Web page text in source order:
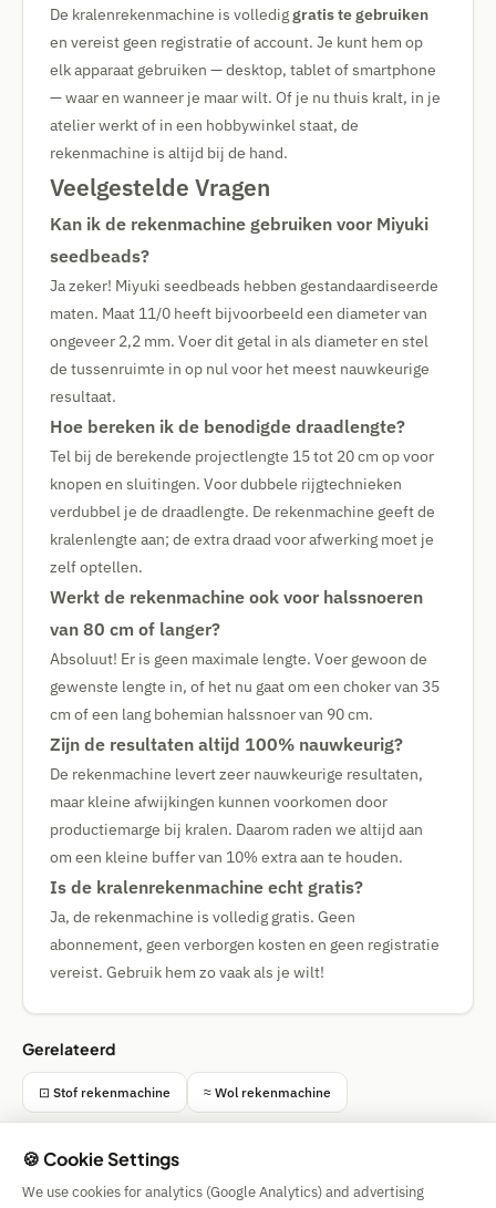
De kralenrekenmachine is vollediggratis te gebruiken
en vereist geen registratie of account. Je kunt hem op
elk apparaat gebruiken — desktop, tablet of smartphone
— waar en wanneer je maar wilt. Of je nu thuis kralt, in je
atelier werkt of in een hobbywinkel staat, de
rekenmachine is altijd bij de hand.
Veelgestelde Vragen
Kan ik de rekenmachine gebruiken voor Miyuki
seedbeads?
Ja zeker! Miyuki seedbeads hebben gestandaardiseerde
maten. Maat 11/0 heeft bijvoorbeeld een diameter van
ongeveer 2,2 mm. Voer dit getal in als diameter en stel
de tussenruimte in op nul voor het meest nauwkeurige
resultaat.
Hoe bereken ik de benodigde draadlengte?
Tel bij de berekende projectlengte 15 tot 20 cm op voor
knopen en sluitingen. Voor dubbele rijgtechnieken
verdubbel je de draadlengte. De rekenmachine geeft de
kralenlengte aan; de extra draad voor afwerking moet je
zelf optellen.
Werkt de rekenmachine ook voor halssnoeren
van 80 cm of langer?
Absoluut! Er is geen maximale lengte. Voer gewoon de
gewenste lengte in, of het nu gaat om een choker van 35
cm of een lang bohemian halssnoer van 90 cm.
Zijn de resultaten altijd 100% nauwkeurig?
De rekenmachine levert zeer nauwkeurige resultaten,
maar kleine afwijkingen kunnen voorkomen door
productiemarge bij kralen. Daarom raden we altijd aan
om een kleine buffer van 10% extra aan te houden.
Is de kralenrekenmachine echt gratis?
Ja, de rekenmachine is volledig gratis. Geen
abonnement, geen verborgen kosten en geen registratie
vereist. Gebruik hem zo vaak als je wilt!
Gerelateerd
⊡ Stof rekenmachine ≈ Wol rekenmachine
Simple Calculator
🍪 Cookie Settings
We use cookies for analytics (Google Analytics) and advertising